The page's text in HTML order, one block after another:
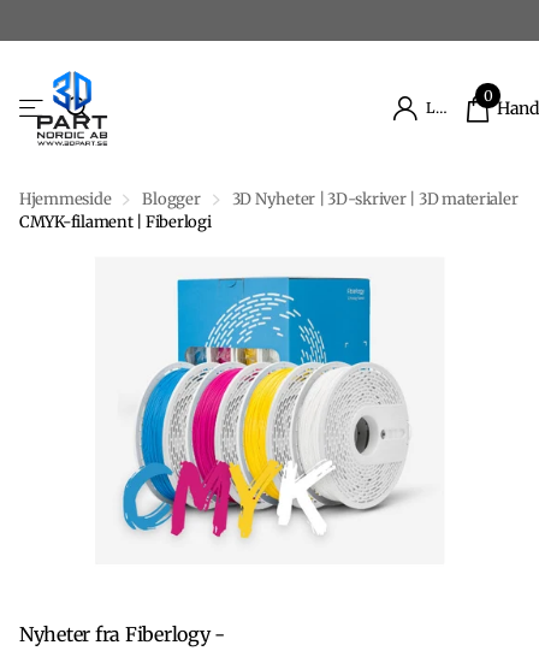
Logg inn
0
Hjemmeside Blogger
3D Nyheter | 3D-skriver | 3D materialer
CMYK-filament | Fiberlogi
Nyheter fra Fiberlogy -